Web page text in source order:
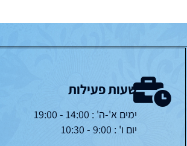
שעות פעילות
ימים א'-ה' : 14:00 - 19:00
יום ו' : 9:00 - 10:30